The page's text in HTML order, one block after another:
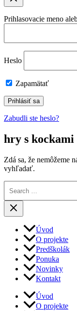
Prihlasovacie meno
Heslo
Zapamätať
Zabudli ste heslo?
hry s kockami
Zdá sa, že nemôžeme
vyhľadať.
Úvod
O projekte
Predškolák
Ponuka
Novinky
Kontakt
Úvod
O projekte